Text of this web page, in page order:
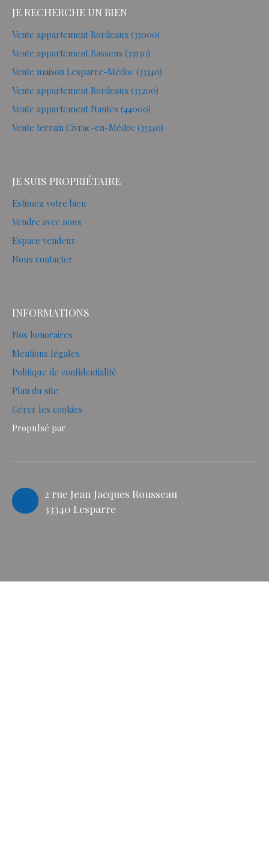
JE RECHERCHE UN BIEN
Vente appartement Bordeaux (33000)
Vente appartement Bassens (33530)
Vente maison Lesparre-Médoc (33340)
Vente appartement Bordeaux (33200)
Vente appartement Nantes (44000)
Vente terrain Civrac-en-Médoc (33340)
JE SUIS PROPRIÉTAIRE
Estimez votre bien
Vendre avec nous
Espace vendeur
Nous contacter
INFORMATIONS
Nos honoraires
Mentions légales
Politique de confidentialité
Plan du site
Gérer les cookies
Propulsé par
2 rue Jean Jacques Rousseau
33340 Lesparre